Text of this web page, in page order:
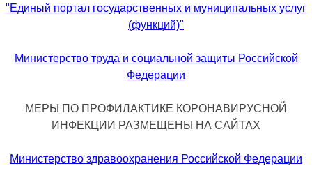
"Единый портал государственных и муниципальных услуг
(функций)"
Министерство труда и социальной защиты Российской
Федерации
МЕРЫ ПО ПРОФИЛАКТИКЕ КОРОНАВИРУСНОЙ
ИНФЕКЦИИ РАЗМЕЩЕНЫ НА САЙТАХ
Министерство здравоохранения Российской Федерации